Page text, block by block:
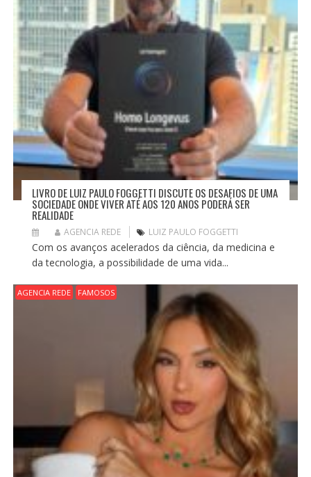
LIVRO DE LUIZ PAULO FOGGETTI DISCUTE OS DESAFIOS DE UMA
SOCIEDADE ONDE VIVER ATÉ AOS 120 ANOS PODERÁ SER
REALIDADE
AGENCIA REDE LUIZ PAULO FOGGETTI
Com os avanços acelerados da ciência, da medicina e
da tecnologia, a possibilidade de uma vida...
AGENCIA REDE FAMOSOS